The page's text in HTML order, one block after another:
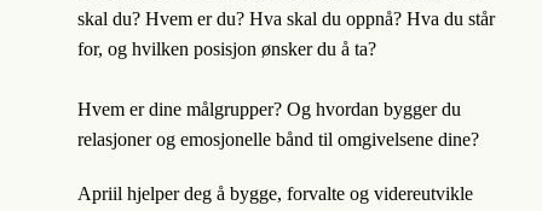
skal du? Hvem er du? Hva skal du oppnå? Hva du står
for, og hvilken posisjon ønsker du å ta?
Hvem er dine målgrupper? Og hvordan bygger du
relasjoner og emosjonelle bånd til omgivelsene dine?
Apriil hjelper deg å bygge, forvalte og videreutvikle